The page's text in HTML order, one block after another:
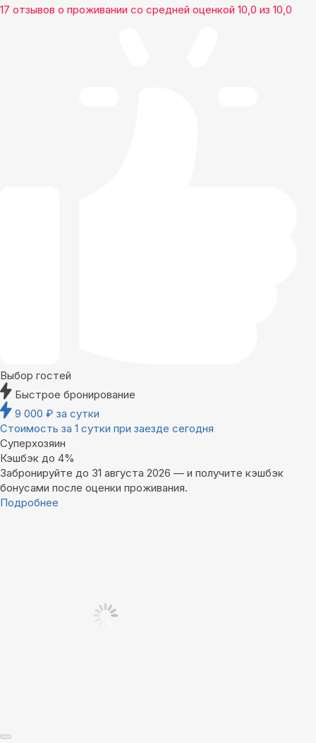
17 отзывов о проживании со средней оценкой 10,0 из 10,0
Выбор гостей
Быстрое бронирование
9 000 ₽ за сутки
Стоимость за 1 сутки при заезде сегодня
Суперхозяин
Кэшбэк до 4%
Забронируйте до 31 августа 2026 — и получите кэшбэк
бонусами после оценки проживания.
Подробнее